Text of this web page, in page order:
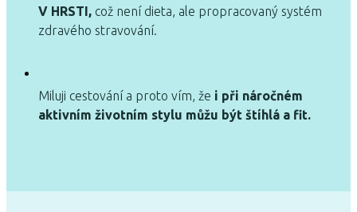
V HRSTI, což není dieta, ale propracovaný systém
zdravého stravování.
Miluji cestování a proto vím, že i při náročném
aktivním životním stylu můžu být štíhlá a fit.